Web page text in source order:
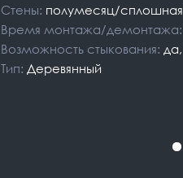
Стены: полумесяц/
Время монтажа/демонтажа:
Возможность стыкования:
Тип: Деревянный